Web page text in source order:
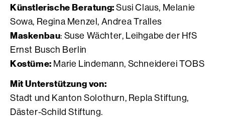
Künstlerische Beratung:Susi Claus, Melanie
Sowa, Regina Menzel, Andrea Tralles
Maskenbau: Suse Wächter, Leihgabe der HfS
Ernst Busch Berlin
Kostüme: Marie Lindemann, Schneiderei TOBS
Mit Unterstützung von:
Stadt und Kanton Solothurn, Repla Stiftung,
Däster-Schild Stiftung.